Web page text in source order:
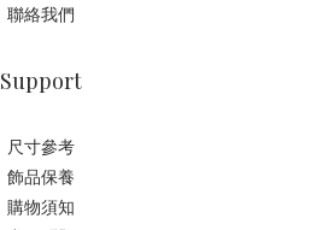
聯絡我們
Support
尺寸參考
飾品保養
購物須知